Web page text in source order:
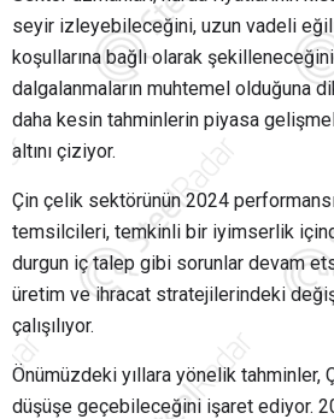
seyir izleyebileceğini, uzun vadeli
koşullarına bağlı olarak
dalgalanmaların muhtemel olduğuna
daha kesin tahminlerin piyasa
altını çiziyor.
Çin çelik sektörünün 2024
temsilcileri, temkinli bir iyimserlik
durgun iç talep gibi sorunlar devam
üretim ve ihracat stratejilerindeki
çalışılıyor.
Önümüzdeki yıllara yönelik tahminler,
düşüşe geçebileceğini işaret ediyor.